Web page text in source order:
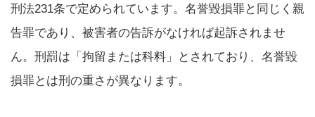
刑法231条で定められています。名誉毀損罪と同じく親
告罪であり、被害者の告訴がなければ起訴されませ
ん。刑罰は「拘留または科料」とされており、名誉毀
損罪とは刑の重さが異なります。